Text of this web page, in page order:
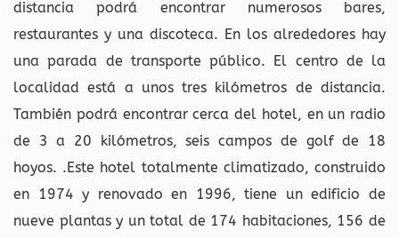
distancia podrá encontrar numerosos bares,
restaurantes y una discoteca. En los alrededores hay
una parada de transporte público. El centro de la
localidad está a unos tres kilómetros de distancia.
También podrá encontrar cerca del hotel, en un radio
de 3 a 20 kilómetros, seis campos de golf de 18
hoyos. .Este hotel totalmente climatizado, construido
en 1974 y renovado en 1996, tiene un edificio de
nueve plantas y un total de 174 habitaciones, 156 de